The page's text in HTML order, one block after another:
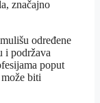
značajno
određene
i podržava
poput
biti